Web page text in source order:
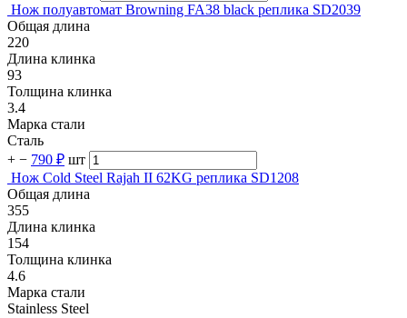
Нож полуавтомат Browning FA38 black реплика SD2039
Общая длина
220
Длина клинка
93
Толщина клинка
3.4
Марка стали
Сталь
+ − 790 ₽ шт
Нож Cold Steel Rajah II 62KG реплика SD1208
Общая длина
355
Длина клинка
154
Толщина клинка
4.6
Марка стали
Stainless Steel